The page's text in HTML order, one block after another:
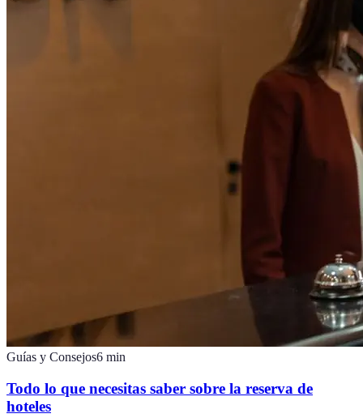
Guías y Consejos6 min
Todo lo que necesitas saber sobre la reserva de
hoteles